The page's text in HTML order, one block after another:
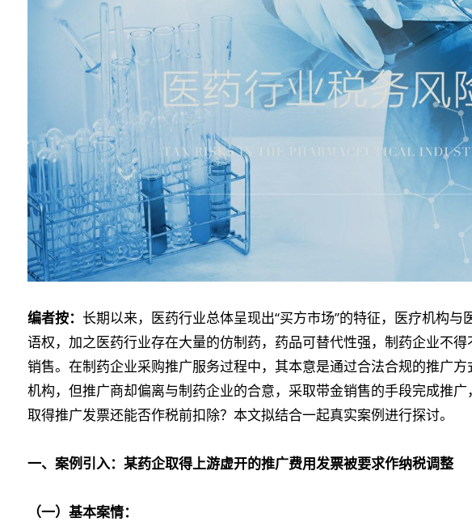
编者按： 长期以来，医药行业总体呈现出“买方市场”的特征，医疗机构与
语权，加之医药行业存在大量的仿制药，药品可替代性强，制药企业不
销售。在制药企业采购推广服务过程中，其本意是通过合法合规的推广
机构，但推广商却偏离与制药企业的合意，采取带金销售的手段完成推
取得推广发票还能否作税前扣除？本文拟结合一起真实案例进行探讨。
一、案例引入：某药企取得上游虚开的推广费用发票被要求作纳税调整
（一）基本案情：